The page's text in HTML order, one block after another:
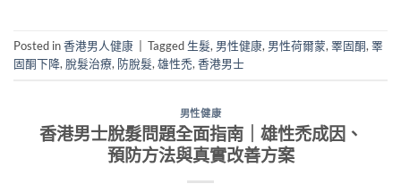
Posted in香港男人健康 Tagged生髮, 男性健康, 男性荷爾蒙,睪固酮,睪
固酮下降,脫髮治療, 防脫髮,雄性禿,香港男士
男性健康
香港男士脫髮問題全面指南｜雄性禿成因、
預防方法與真實改善方案